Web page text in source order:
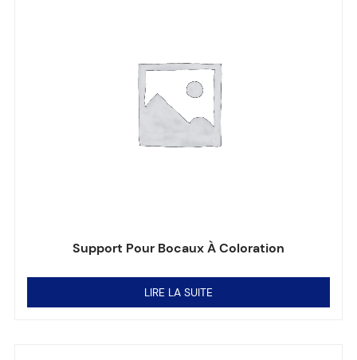
Support Pour Bocaux À Coloration
LIRE LA SUITE